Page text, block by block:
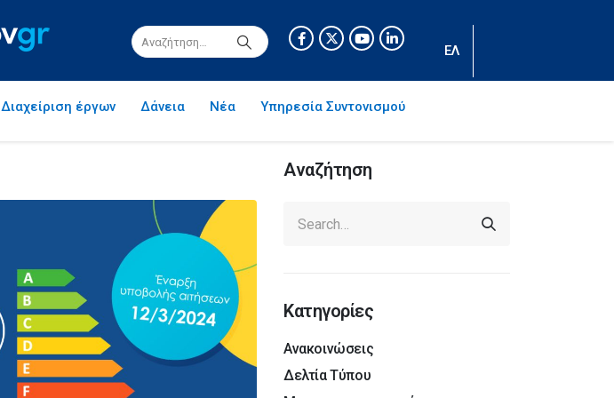
ΕΛ
Διαχείριση έργων Δάνεια Νέα Υπηρεσία Συντονισμού
Αναζήτηση
Κατηγορίες
Ανακοινώσεις
Δελτία Τύπου